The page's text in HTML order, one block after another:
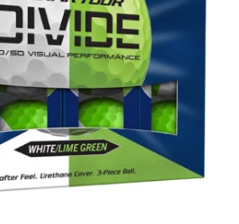
Bekleidung
Handschuhe